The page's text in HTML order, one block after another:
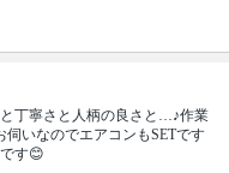
丁寧さと人柄の良さと…♪作業
伺いなのでエアコンもSETです
す😊